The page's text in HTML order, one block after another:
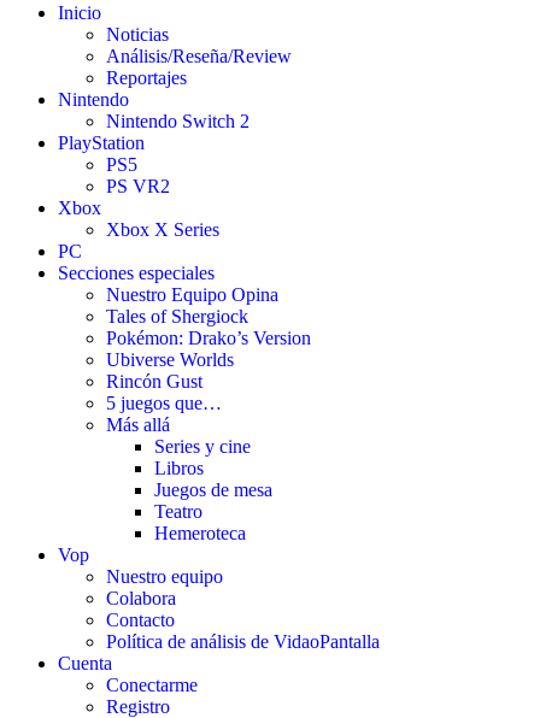
Inicio
Noticias
Análisis/Reseña/Review
Reportajes
Nintendo
Nintendo Switch 2
PlayStation
PS5
PS VR2
Xbox
Xbox X Series
PC
Secciones especiales
Nuestro Equipo Opina
Tales of Shergiock
Pokémon: Drako’s Version
Ubiverse Worlds
Rincón Gust
5 juegos que…
Más allá
Series y cine
Libros
Juegos de mesa
Teatro
Hemeroteca
Vop
Nuestro equipo
Colabora
Contacto
Política de análisis de VidaoPantalla
Cuenta
Conectarme
Registro